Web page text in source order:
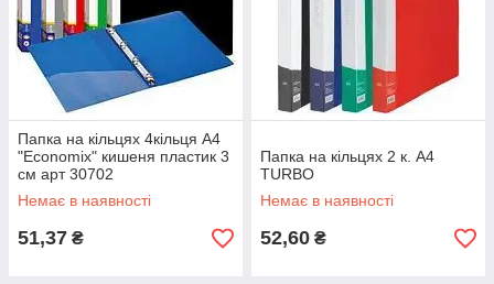
Папка на кільцях 4кільця А4
"Economix" кишеня пластик 3
см арт 30702
Немає в наявності
51,37 ₴
Папка на кільцях 2 к. А4
TURBO
Немає в наявності
52,60 ₴